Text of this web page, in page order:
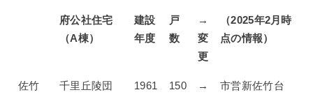
府公社住宅
（A棟）
建設
年度
戸
数
→
変
更
（2025年2月時
点の情報）
佐竹
千里丘陵団
1961 150
→
市営新佐竹台